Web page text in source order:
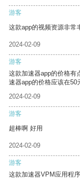
游客
这款app的视频资源非常
2024-02-09
游客
这款加速器app的价格有
速器app的价格应该在50
2024-02-09
游客
超棒啊 好用
2024-02-09
游客
这款加速器VPM应用程